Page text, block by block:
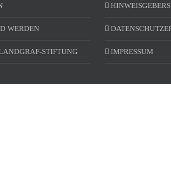
WERDEN
STIFTUNG IMPRESSUM